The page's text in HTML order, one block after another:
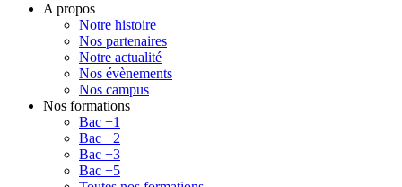
A propos
Notre histoire
Nos partenaires
Notre actualité
Nos évènements
Nos campus
Nos formations
Bac +1
Bac +2
Bac +3
Bac +5